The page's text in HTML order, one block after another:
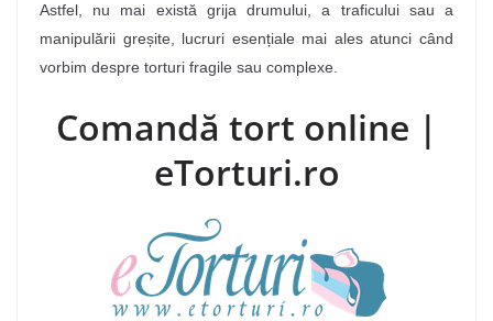
Astfel, nu mai există grija drumului, a traficului sau a
manipulării greșite, lucruri esențiale mai ales atunci când
vorbim despre torturi fragile sau complexe.
Comandă tort online |
eTorturi.ro